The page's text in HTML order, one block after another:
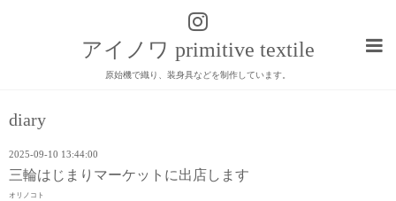
アイノワ primitive textile
原始機で織り、装身具などを制作しています。
diary
2025-09-10 13:44:00
三輪はじまりマーケットに出店します
オリノコト